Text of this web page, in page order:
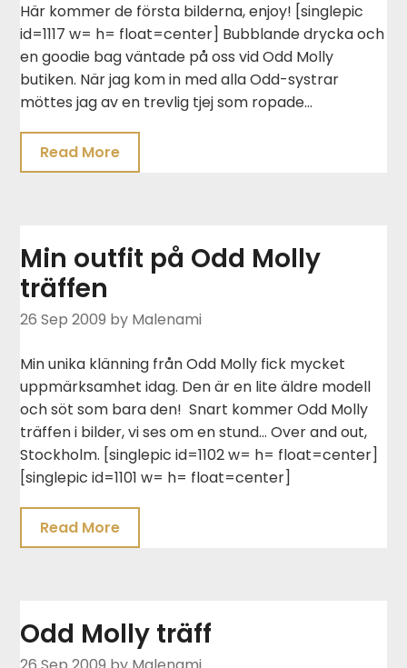
Här kommer de första bilderna, enjoy! [singlepic
id=1117 w= h= float=center] Bubblande drycka och
en goodie bag väntade på oss vid Odd Molly
butiken. När jag kom in med alla Odd-systrar
möttes jag av en trevlig tjej som ropade…
Read More
Min outfit på Odd Molly
träffen
26 Sep 2009 by Malenami
Min unika klänning från Odd Molly fick mycket
uppmärksamhet idag. Den är en lite äldre modell
och söt som bara den! Snart kommer Odd Molly
träffen i bilder, vi ses om en stund… Over and out,
Stockholm. [singlepic id=1102 w= h= float=center]
[singlepic id=1101 w= h= float=center]
Read More
Odd Molly träff